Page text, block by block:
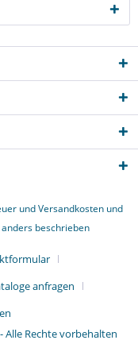
undVersandkostenund
beschrieben
anfragen
Rechte vorbehalten